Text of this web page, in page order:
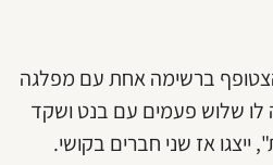
ברשימה אחת עם מפלגה
שלוש פעמים עם בנט ושקד
אז שני חברים בקושי.